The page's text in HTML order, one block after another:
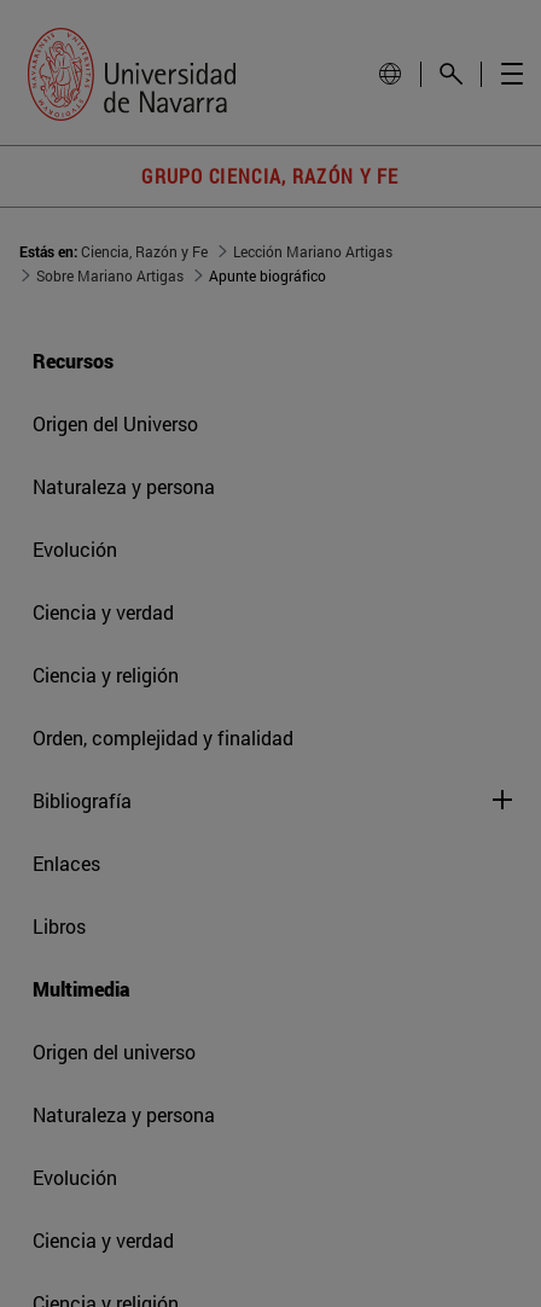
GRUPO CIENCIA, RAZÓN Y FE
Estás en:Ciencia, Razón y Fe
Lección Mariano Artigas
Sobre Mariano Artigas
Apunte biográfico
Recursos
Origen del Universo
Naturaleza y persona
Evolución
Ciencia y verdad
Ciencia y religión
Orden, complejidad y finalidad
Bibliografía
Enlaces
Libros
Multimedia
Origen del universo
Naturaleza y persona
Evolución
Ciencia y verdad